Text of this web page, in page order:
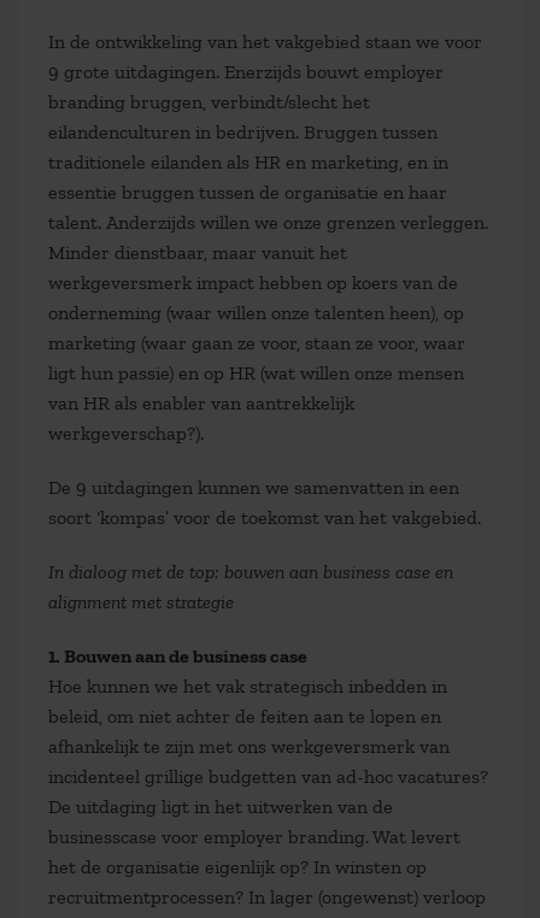
In de ontwikkeling van het vakgebied staan we voor
9 grote uitdagingen. Enerzijds bouwt employer
branding bruggen, verbindt/slecht het
eilandenculturen in bedrijven. Bruggen tussen
traditionele eilanden als HR en marketing, en in
essentie bruggen tussen de organisatie en haar
talent. Anderzijds willen we onze grenzen verleggen.
Minder dienstbaar, maar vanuit het
werkgeversmerk impact hebben op koers van de
onderneming (waar willen onze talenten heen), op
marketing (waar gaan ze voor, staan ze voor, waar
ligt hun passie) en op HR (wat willen onze mensen
van HR als enabler van aantrekkelijk
werkgeverschap?).
De 9 uitdagingen kunnen we samenvatten in een
soort ‘kompas’ voor de toekomst van het vakgebied.
In dialoog met de top: bouwen aan business case en
alignment met strategie
1. Bouwen aan de business case
Hoe kunnen we het vak strategisch inbedden in
beleid, om niet achter de feiten aan te lopen en
afhankelijk te zijn met ons werkgeversmerk van
incidenteel grillige budgetten van ad-hoc vacatures?
De uitdaging ligt in het uitwerken van de
businesscase voor employer branding. Wat levert
het de organisatie eigenlijk op? In winsten op
recruitmentprocessen? In lager (ongewenst) verloop